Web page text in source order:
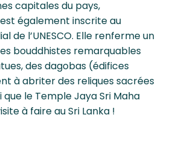
capitales du pays,
également inscrite au
de l’UNESCO. Elle renferme un
bouddhistes remarquables
des dagobas (édifices
à abriter des reliques sacrées
que le Temple Jaya Sri Maha
à faire au Sri Lanka !